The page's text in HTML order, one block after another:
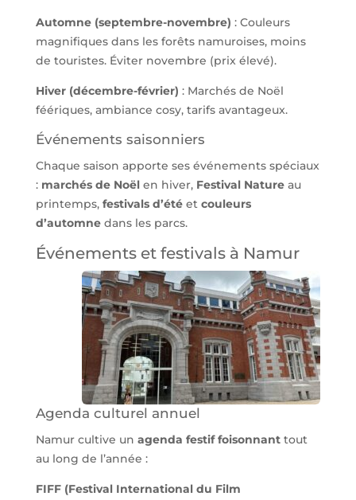
Automne (septembre-novembre) : Couleurs
magnifiques dans les forêts namuroises, moins
de touristes. Éviter novembre (prix élevé).
Hiver (décembre-février) : Marchés de Noël
féériques, ambiance cosy, tarifs avantageux.
Événements saisonniers
Chaque saison apporte ses événements spéciaux
: marchés de Noëlen hiver, Festival Natureau
printemps, festivals d’étéet couleurs
d’automnedans les parcs.
Événements et festivals à Namur
Agenda culturel annuel
Namur cultive un agenda festif foisonnanttout
au long de l’année :
FIFF (Festival International du Film